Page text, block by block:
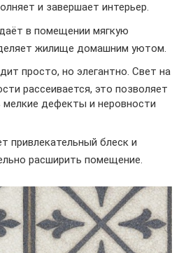
и завершает интерьер.
в помещении мягкую
жилище домашним уютом.
просто, но элегантно. Свет на
рассеивается, это позволяет
мелкие дефекты и неровности
привлекательный блеск и
расширить помещение.